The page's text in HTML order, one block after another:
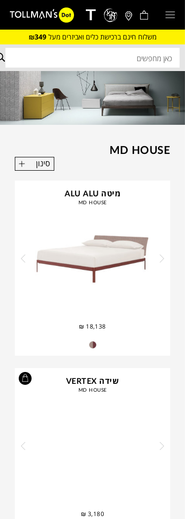
משלוח חינם ברכישת כלים ואביזרים מעל ₪349
MD HOUSE
סינון
מיטה ALU ALU
MD HOUSE
₪ 18,138
שידה VERTEX
MD HOUSE
₪ 3,180